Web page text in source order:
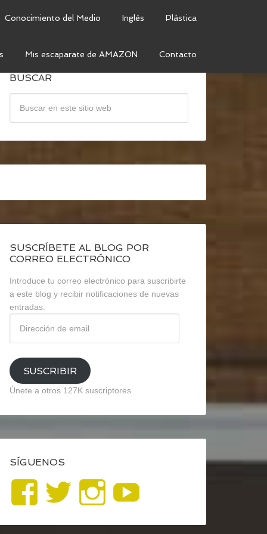
Conocimiento del Medio Inglés Plástica
Mis escaparate de AMAZON Contacto
BUSCAR
SUSCRÍBETE AL BLOG POR
CORREO ELECTRÓNICO
Introduce tu correo electrónico para suscribirte
a este blog y recibir notificaciones de nuevas
entradas.
email
SUSCRIBIR
Únete a otros 127K suscriptores
SÍGUENOS
Ver
perfil
Ver
perfil
Ver
perfil